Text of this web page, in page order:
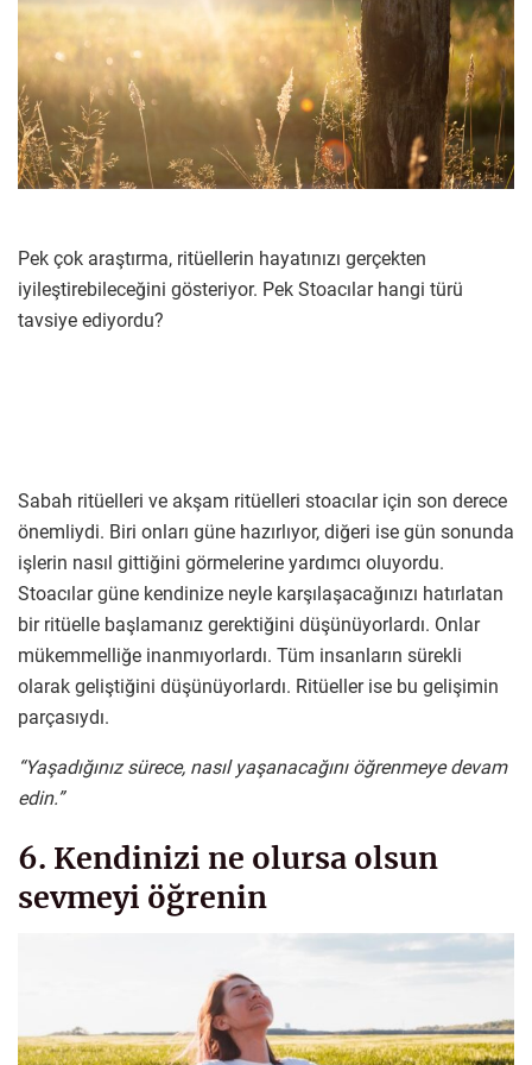
Pek çok araştırma, ritüellerin hayatınızı gerçekten
iyileştirebileceğini gösteriyor. Pek Stoacılar hangi türü
tavsiye ediyordu?
Sabah ritüelleri ve akşam ritüelleri stoacılar için son derece
önemliydi. Biri onları güne hazırlıyor, diğeri ise gün sonunda
işlerin nasıl gittiğini görmelerine yardımcı oluyordu.
Stoacılar güne kendinize neyle karşılaşacağınızı hatırlatan
bir ritüelle başlamanız gerektiğini düşünüyorlardı. Onlar
mükemmelliğe inanmıyorlardı. Tüm insanların sürekli
olarak geliştiğini düşünüyorlardı. Ritüeller ise bu gelişimin
parçasıydı.
“Yaşadığınız sürece, nasıl yaşanacağını öğrenmeye devam
edin.”
6. Kendinizi ne olursa olsun
sevmeyi öğrenin